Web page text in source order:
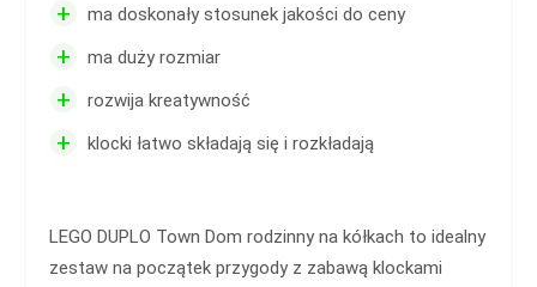
+ ma doskonały stosunek jakości do ceny
+ ma duży rozmiar
+ rozwija kreatywność
+ klocki łatwo składają się i rozkładają
LEGO DUPLO Town Dom rodzinny na kółkach to idealny
zestaw na początek przygody z zabawą klockami